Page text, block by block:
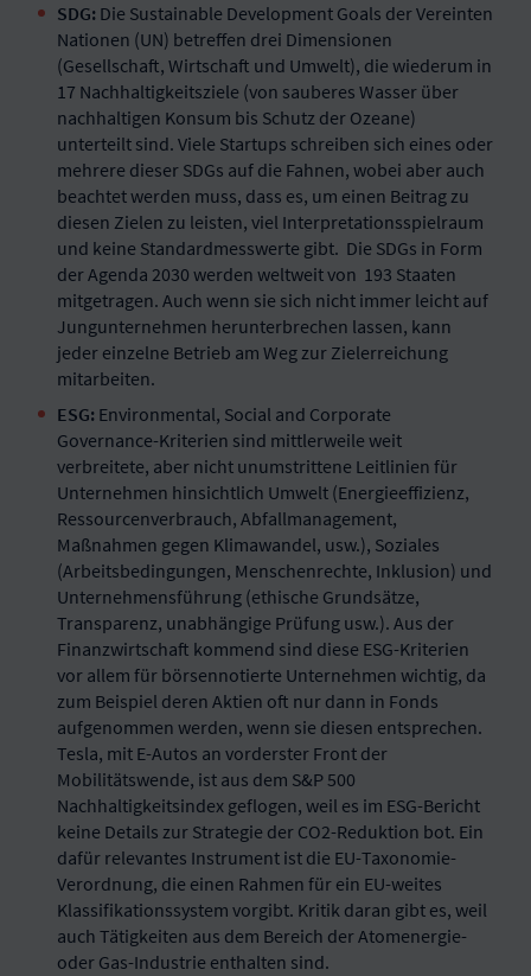
SDG: Die Sustainable Development Goals der Vereinten
Nationen (UN) betreffen drei Dimensionen
(Gesellschaft, Wirtschaft und Umwelt), die wiederum in
17 Nachhaltigkeitsziele (von sauberes Wasser über
nachhaltigen Konsum bis Schutz der Ozeane)
unterteilt sind. Viele Startups schreiben sich eines oder
mehrere dieser SDGs auf die Fahnen, wobei aber auch
beachtet werden muss, dass es, um einen Beitrag zu
diesen Zielen zu leisten, viel Interpretationsspielraum
und keine Standardmesswerte gibt. Die SDGs in Form
der Agenda 2030 werden weltweit von 193 Staaten
mitgetragen. Auch wenn sie sich nicht immer leicht auf
Jungunternehmen herunterbrechen lassen, kann
jeder einzelne Betrieb am Weg zur Zielerreichung
mitarbeiten.
ESG: Environmental, Social and Corporate
Governance-Kriterien sind mittlerweile weit
verbreitete, aber nicht unumstrittene Leitlinien für
Unternehmen hinsichtlich Umwelt (Energieeffizienz,
Ressourcenverbrauch, Abfallmanagement,
Maßnahmen gegen Klimawandel, usw.), Soziales
(Arbeitsbedingungen, Menschenrechte, Inklusion) und
Unternehmensführung (ethische Grundsätze,
Transparenz, unabhängige Prüfung usw.). Aus der
Finanzwirtschaft kommend sind diese ESG-Kriterien
vor allem für börsennotierte Unternehmen wichtig, da
zum Beispiel deren Aktien oft nur dann in Fonds
aufgenommen werden, wenn sie diesen entsprechen.
Tesla, mit E-Autos an vorderster Front der
Mobilitätswende, ist aus dem S&P 500
Nachhaltigkeitsindex geflogen, weil es im ESG-Bericht
keine Details zur Strategie der CO2-Reduktion bot. Ein
dafür relevantes Instrument ist die EU-Taxonomie-
Verordnung, die einen Rahmen für ein EU-weites
Klassifikationssystem vorgibt. Kritik daran gibt es, weil
auch Tätigkeiten aus dem Bereich der Atomenergie-
oder Gas-Industrie enthalten sind.